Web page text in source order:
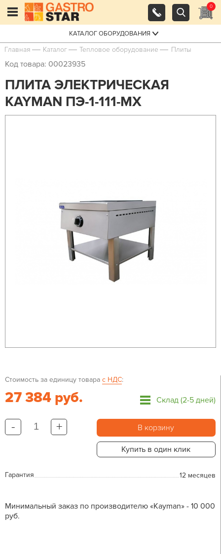
0
КАТАЛОГ ОБОРУДОВАНИЯ
Главная Каталог Тепловое оборудование Плиты
Код товара: 00023935
ПЛИТА ЭЛЕКТРИЧЕСКАЯ
KAYMAN ПЭ-1-111-МХ
Стоимость за единицу товара с НДС:
27 384 руб. Склад (2-5 дней)
- + В корзину
Купить в один клик
Гарантия 12 месяцев
Минимальный заказ по производителю «Kayman» - 10 000
руб.